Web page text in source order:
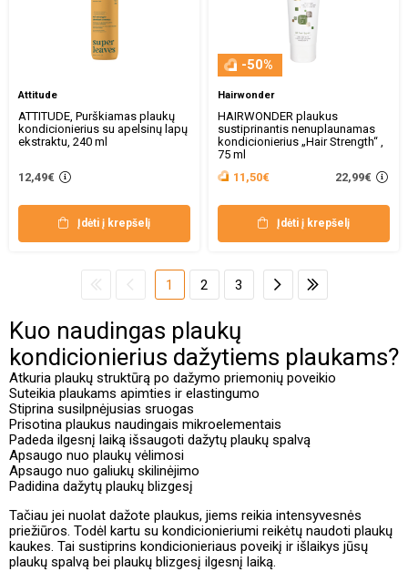
Attitude
ATTITUDE, Purškiamas plaukų
kondicionierius su apelsinų lapų
ekstraktu, 240 ml
12,49€
Įdėti į krepšelį
-50%
Hairwonder
HAIRWONDER plaukus
sustiprinantis nenuplaunamas
kondicionierius „Hair Strength“ ,
75 ml
11,50€
22,99€
Įdėti į krepšelį
1 2 3
Kuo naudingas plaukų
kondicionierius dažytiems plaukams?
Atkuria plaukų struktūrą po dažymo priemonių poveikio
Suteikia plaukams apimties ir elastingumo
Stiprina susilpnėjusias sruogas
Prisotina plaukus naudingais mikroelementais
Padeda ilgesnį laiką išsaugoti dažytų plaukų spalvą
Apsaugo nuo plaukų vėlimosi
Apsaugo nuo galiukų skilinėjimo
Padidina dažytų plaukų blizgesį
Tačiau jei nuolat dažote plaukus, jiems reikia intensyvesnės
priežiūros. Todėl kartu su kondicionieriumi reikėtų naudoti plaukų
kaukes. Tai sustiprins kondicionieriaus poveikį ir išlaikys jūsų
plaukų spalvą bei plaukų blizgesį ilgesnį laiką.